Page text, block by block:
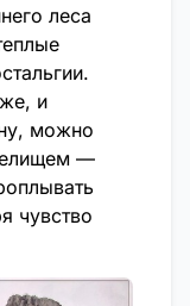
леса
и
можно
—
чувство